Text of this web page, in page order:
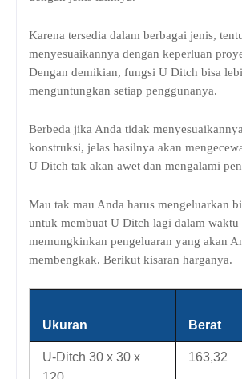
Karena tersedia dalam berbagai jenis,
menyesuaikannya dengan keperluan
Dengan demikian, fungsi U Ditch bisa
menguntungkan setiap penggunanya.
Berbeda jika Anda tidak
konstruksi, jelas hasilnya akan
U Ditch tak akan awet dan mengalami
Mau tak mau Anda harus mengeluarkan
untuk membuat U Ditch lagi dalam
memungkinkan pengeluaran yang akan
membengkak. Berikut kisaran harganya.
Ukuran Berat
U-Ditch 30 x 30 x
163,32